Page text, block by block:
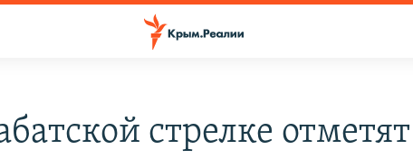
стрелке отметят